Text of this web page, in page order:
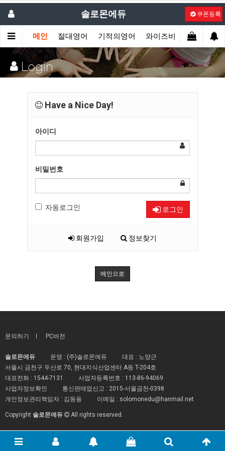
솔로몬에듀 쿠폰등록
메인 절대영어 기적의영어 와이즈비 액션잉글
Login
Have a Nice Day!
아이디
비밀번호
자동로그인 로그인
회원가입 정보찾기
메인으로
문의하기 PC버전
솔로몬에듀 운영 : (주)솔로몬에듀
대표 : 노양근
서울시 금천구 두산로 70, 현대지식산업센터 A동 T-204호
대표전화 : 1544-7131 사업자등록번호 : 113-86-94069
사업자정보확인
통신판매업신고 : 2015-서울금천-0398
개인정보관리책임자 : 김동용
이메일 : solomonedu@hanmail.net
Copyright 솔로몬에듀 All rights reserved.